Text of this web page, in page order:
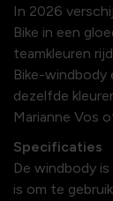
In 2026
Bike in een
teamkleuren
Bike-
dezelfde
Marianne Vos
Specificaties
De windbody
is om te